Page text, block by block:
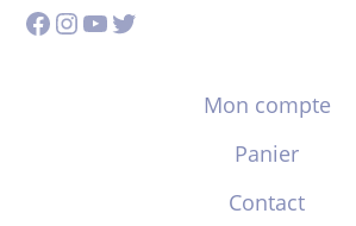
Facebook
Instagram
YouTube
Twitter
Mon compte
Panier
Contact